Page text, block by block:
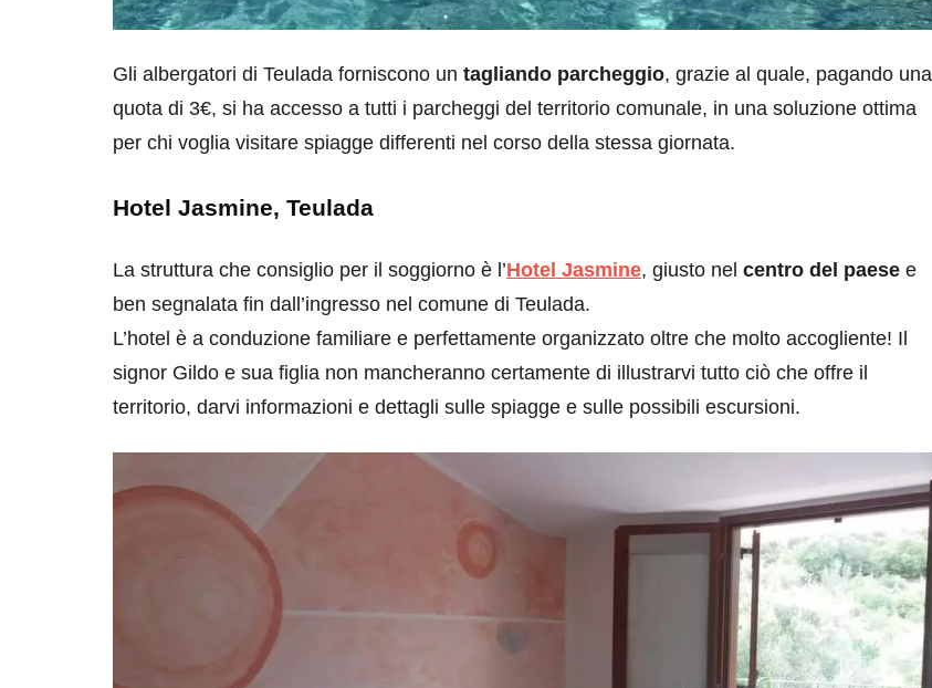
Gli albergatori di Teulada forniscono un tagliando parcheggio, grazie al quale, pagando una
quota di 3€, si ha accesso a tutti i parcheggi del territorio comunale, in una soluzione ottima
per chi voglia visitare spiagge differenti nel corso della stessa giornata.
Hotel Jasmine, Teulada
La struttura che consiglio per il soggiorno è l’Hotel Jasmine, giusto nel centro del paese e
ben segnalata fin dall’ingresso nel comune di Teulada.
L’hotel è a conduzione familiare e perfettamente organizzato oltre che molto accogliente! Il
signor Gildo e sua figlia non mancheranno certamente di illustrarvi tutto ciò che offre il
territorio, darvi informazioni e dettagli sulle spiagge e sulle possibili escursioni.
il Louvre in
di 4 ore
Paros e la Grecia di
Immaturi il Viaggio
Giugno 26, 2013
Rimini e dintorni
Marzo 31, 2026